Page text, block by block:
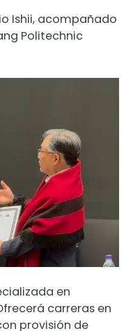
Ishii, acompañado
Politechnic
en
carreras en
provisión de